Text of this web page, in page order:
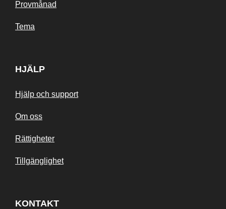
Provmånad
Tema
HJÄLP
Hjälp och support
Om oss
Rättigheter
Tillgänglighet
KONTAKT